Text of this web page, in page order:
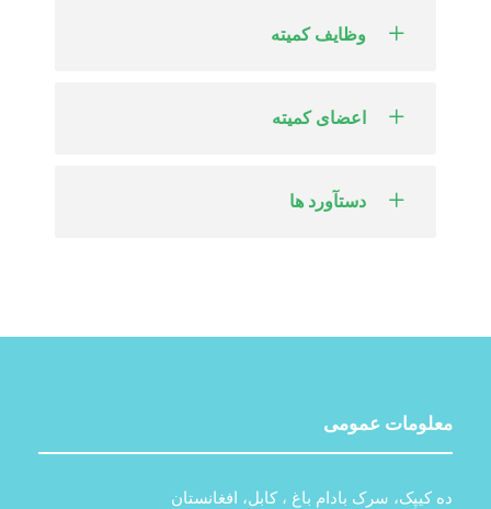
وظایف کمیته
اعضای کمیته
دستآورد ها
معلومات عمومی
ده کیپک، سرک بادام باغ ، کابل، افغانستان